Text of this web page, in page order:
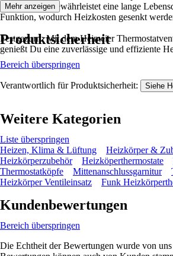
Konstruktion gewährleistet eine lange
Funktion, wodurch Heizkosten gesenkt
Festgezurrt: Mit dem Heimeier
genießt Du eine zuverlässige und effiziente
Mehr anzeigen
Produktsicherheit
Bereich überspringen
Verantwortlich für Produktsicherheit: Siehe
Weitere Kategorien
Liste überspringen
Heizen, Klima & Lüftung
Heizkörper &
Heizkörperzubehör
Heizköperthermostate
Thermostatköpfe
Mittenanschlussgarnitur
Heizkörper Ventileinsatz
Funk
Kundenbewertungen
Bereich überspringen
Die Echtheit der Bewertungen wurde von